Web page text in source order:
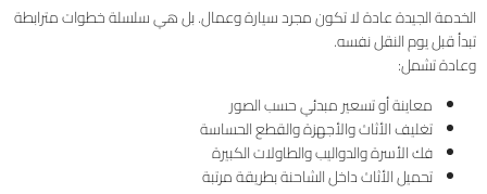
الخدمة الجيدة عادة لا تكون مجرد سيارة وعمال. بل هي سلسلة خطوات مترابطة
تبدأ قبل يوم النقل نفسه.
وعادة تشمل:
معاينة أو تسعير مبدئي حسب الصور
تغليف الأثاث والأجهزة والقطع الحساسة
فك الأسرة والدواليب والطاولات الكبيرة
تحميل الأثاث داخل الشاحنة بطريقة مرتبة